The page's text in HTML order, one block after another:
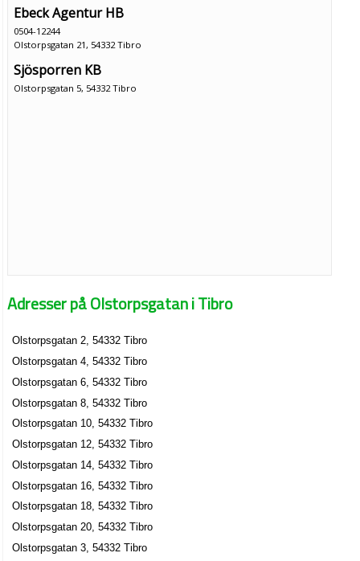
Ebeck Agentur HB
0504-12244
Olstorpsgatan 21, 54332 Tibro
Sjösporren KB
Olstorpsgatan 5, 54332 Tibro
Adresser på Olstorpsgatan i Tibro
Olstorpsgatan 2, 54332 Tibro
Olstorpsgatan 4, 54332 Tibro
Olstorpsgatan 6, 54332 Tibro
Olstorpsgatan 8, 54332 Tibro
Olstorpsgatan 10, 54332 Tibro
Olstorpsgatan 12, 54332 Tibro
Olstorpsgatan 14, 54332 Tibro
Olstorpsgatan 16, 54332 Tibro
Olstorpsgatan 18, 54332 Tibro
Olstorpsgatan 20, 54332 Tibro
Olstorpsgatan 3, 54332 Tibro